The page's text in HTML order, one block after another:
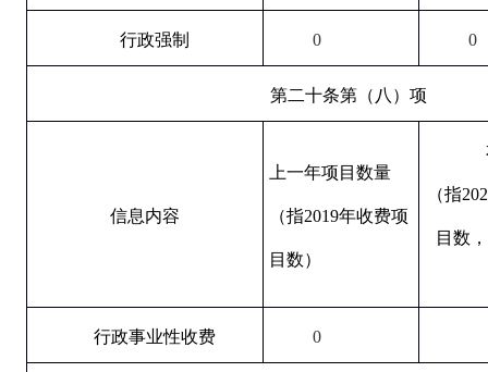
行政强制 0 0
第二十条第（八）项
信息内容
上一年项目数量
（指2019年收费项
目数）
（指
目数
行政事业性收费 0